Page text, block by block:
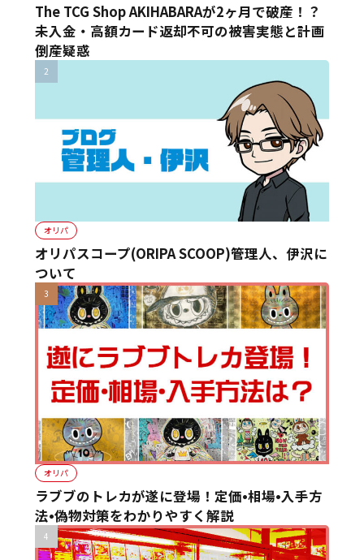
The TCG Shop AKIHABARAが2ヶ月で破産！？
未入金・高額カード返却不可の被害実態と計画
倒産疑惑
オリパ
オリパスコープ(ORIPA SCOOP)管理人、伊沢に
ついて
オリパ
ラブブのトレカが遂に登場！定価•相場•入手方
法•偽物対策をわかりやすく解説